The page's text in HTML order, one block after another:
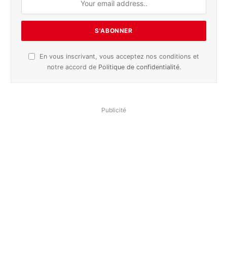
En vous inscrivant, vous acceptez nos conditions et
notre accord de Politique de confidentialité.
Publicité